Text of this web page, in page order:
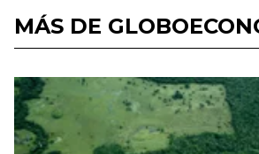
MÁS DE